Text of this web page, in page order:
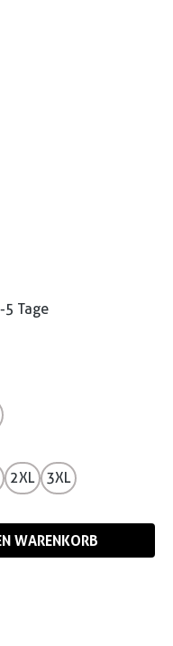
Tage
2XL 3XL
gewünschten
WARENKORB